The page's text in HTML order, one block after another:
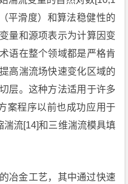
平滑度）和算法稳健性的
量和源项表示为计算因变
语在整个领域都是严格肯
高湍流场快速变化区域的
层。这种方法适用于许多
案程序以前也成功应用于
流[14]和三维湍流模具填
冶金工艺，其中通过快速